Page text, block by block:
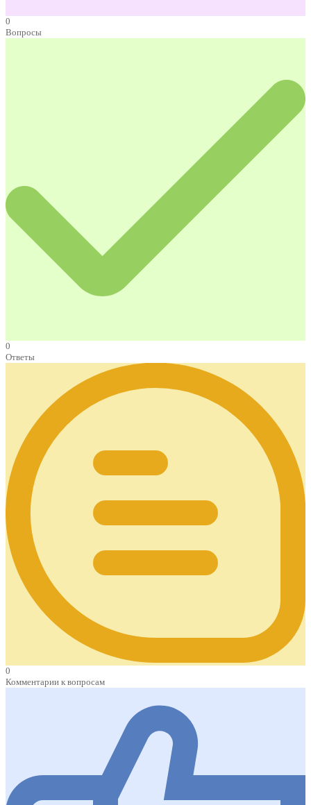
0
Вопросы
0
Ответы
0
Комментарии к вопросам